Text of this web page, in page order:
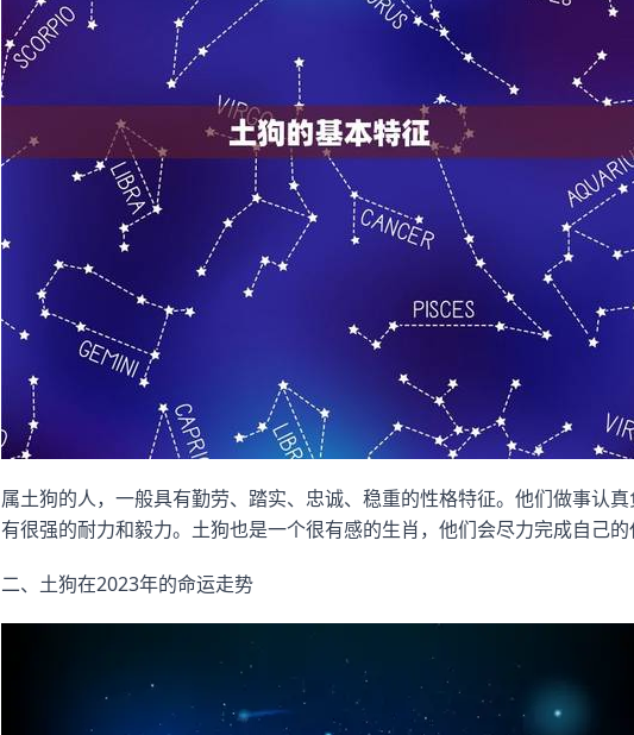
属土狗的人，一般具有勤劳、踏实、忠诚、稳重的性格特征。他们做事认
有很强的耐力和毅力。土狗也是一个很有感的生肖，他们会尽力完成自己的
二、土狗在2023年的命运走势